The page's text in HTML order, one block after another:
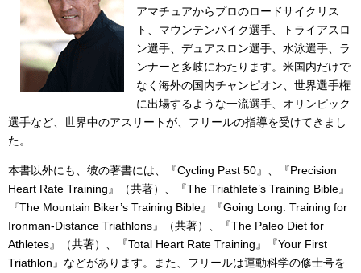
アマチュアからプロのロードサイクリス
ト、マウンテンバイク選手、トライアスロ
ン選手、デュアスロン選手、水泳選手、ラ
ンナーと多岐にわたります。米国内だけで
なく海外の国内チャンピオン、世界選手権
に出場するような一流選手、オリンピック
選手など、世界中のアスリートが、フリールの指導を受けてきまし
た。
本書以外にも、彼の著書には、『Cycling Past 50』、『Precision
Heart Rate Training』（共著）、『The Triathlete’s Training Bible』
『The Mountain Biker’s Training Bible』『Going Long: Training for
Ironman-Distance Triathlons』（共著）、『The Paleo Diet for
Athletes』（共著）、『Total Heart Rate Training』『Your First
Triathlon』などがあります。また、フリールは運動科学の修士号を